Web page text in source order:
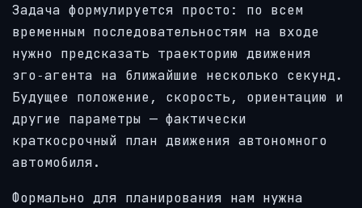
Задача формулируется просто: по всем
временным последовательностям на входе
нужно предсказать траекторию движения
эго‑агента на ближайшие несколько секунд.
Будущее положение, скорость, ориентацию и
другие параметры — фактически
краткосрочный план движения автономного
автомобиля.
Формально для планирования нам нужна